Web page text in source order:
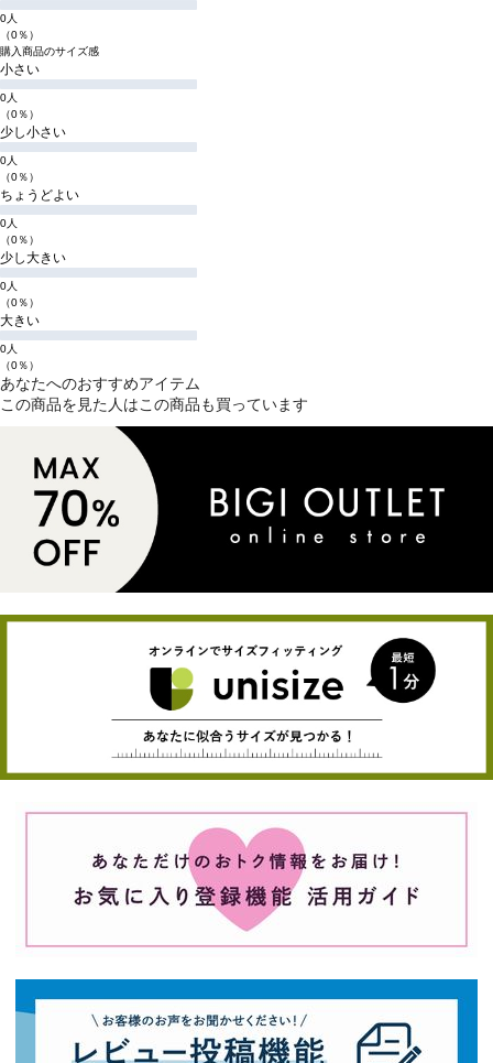
0人
（0％）
購入商品のサイズ感
小さい
0人
（0％）
少し小さい
0人
（0％）
ちょうどよい
0人
（0％）
少し大きい
0人
（0％）
大きい
0人
（0％）
あなたへのおすすめアイテム
この商品を見た人はこの商品も買っています